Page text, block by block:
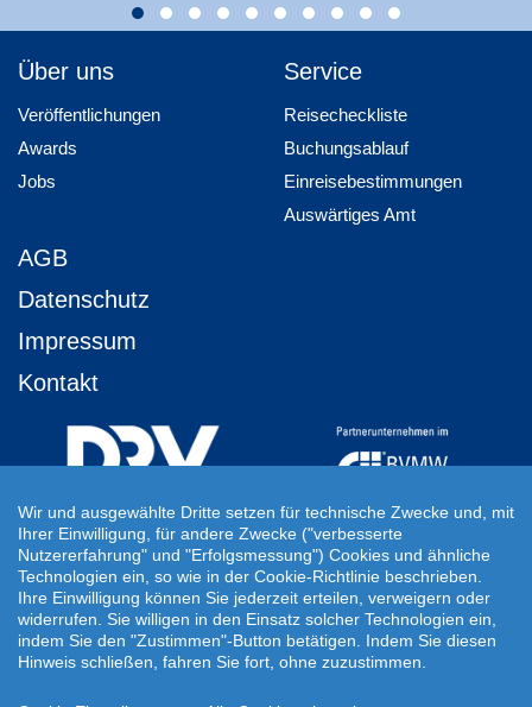
Über uns
Veröffentlichungen
Awards
Jobs
Service
Reisecheckliste
Buchungsablauf
Einreisebestimmungen
Auswärtiges Amt
AGB
Datenschutz
Impressum
Kontakt
Ihre Individuelle Reiseanfrage
Auf Ihre ganz persönlichen Vorstellungen abgestimmt!
Für Ihre individuellen Reisewünsche erstellen wir Ihnen gern ein
persönliches Angebot.
JETZT INDIVIDUELLE REISEANFRAGE ERSTELLEN
Wir und ausgewählte Dritte setzen für technische Zwecke und, mit
Ihrer Einwilligung, für andere Zwecke ("verbesserte
Nutzererfahrung" und "Erfolgsmessung") Cookies und ähnliche
Technologien ein, so wie in der Cookie-Richtlinie beschrieben.
Ihre Einwilligung können Sie jederzeit erteilen, verweigern oder
widerrufen. Sie willigen in den Einsatz solcher Technologien ein,
indem Sie den "Zustimmen"-Button betätigen. Indem Sie diesen
Hinweis schließen, fahren Sie fort, ohne zuzustimmen.